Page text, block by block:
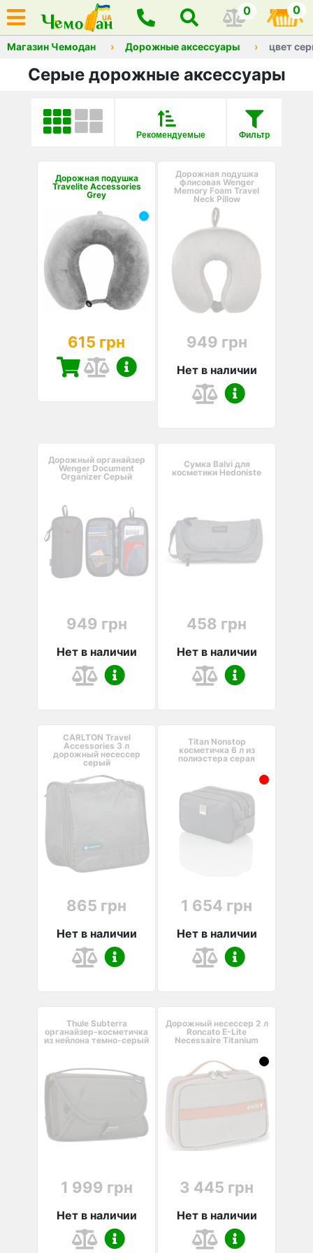
0 0
Магазин Чемодан Дорожные аксессуары цвет
Серые дорожные аксессуары
Фильтр
Рекомендуемые
Дорожная подушка
Travelite Accessories
Grey
615 грн
Дорожная подушка
флисовая Wenger
Memory Foam Travel
Neck Pillow
949 грн
Нет в наличии
Дорожный органайзер
Wenger Document
Organizer Серый
949 грн
Нет в наличии
Сумка Balvi для
косметики Hedoniste
458 грн
Нет в наличии
CARLTON Travel
Accessories 3 л
дорожный несессер
серый
865 грн
Нет в наличии
Titan Nonstop
косметичка 6 л из
полиэстера серая
1 654 грн
Нет в наличии
Thule Subterra
органайзер-косметичка
из нейлона темно-серый
1 999 грн
Нет в наличии
Дорожный несессер 2 л
Roncato E-Lite
Necessaire Titanium
3 445 грн
Нет в наличии